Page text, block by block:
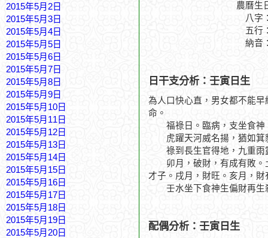
2015年5月2日
2015年5月3日
2015年5月4日
2015年5月5日
2015年5月6日
2015年5月7日
2015年5月8日
2015年5月9日
2015年5月10日
2015年5月11日
2015年5月12日
2015年5月13日
2015年5月14日
2015年5月15日
2015年5月16日
2015年5月17日
2015年5月18日
2015年5月19日
2015年5月20日
農曆生
八字
五行
納音
日干支分析：壬寅日生
為人口快心直，男女都不能
命。
福祿日。臨病，支坐食神
虎躍天河威名揚，猶如箕
祿到長生官得地，九重雨
卯月，破財，有成有敗。
才子。戌月，財旺。亥月，
壬水坐下食神生偏財再生
配偶分析：壬寅日生